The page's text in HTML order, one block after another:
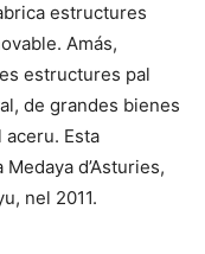
estructures
Amás,
estructures pal
de grandes bienes
aceru. Esta
d’Asturies,
nel 2011.